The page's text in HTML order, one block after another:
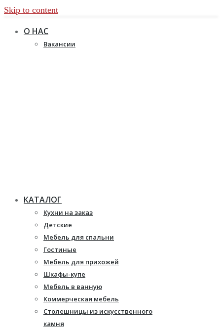
Skip to content
О НАС
Вакансии
КАТАЛОГ
Кухни на заказ
Детские
Мебель для спальни
Гостиные
Мебель для прихожей
Шкафы-купе
Мебель в ванную
Коммерческая мебель
Столешницы из искусственного
камня